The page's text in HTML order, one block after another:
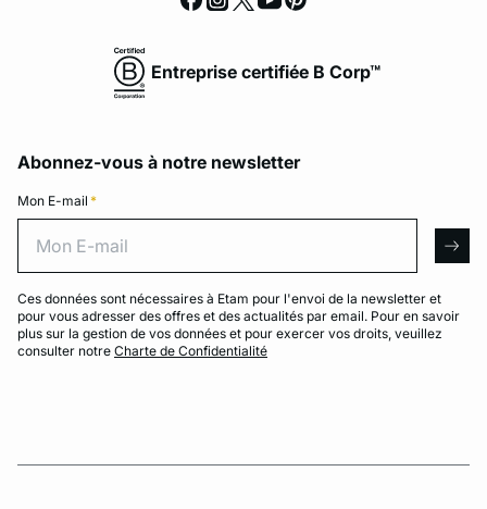
Entreprise certifiée B Corp™
Abonnez-vous à notre newsletter
Mon E-mail *
Ces données sont nécessaires à Etam pour l'envoi de la newsletter et
pour vous adresser des offres et des actualités par email. Pour en savoir
plus sur la gestion de vos données et pour exercer vos droits, veuillez
consulter notre Charte de Confidentialité